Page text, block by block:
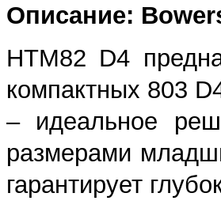
Описание:
HTM82 D4
компактных 803
– идеальное
размерами
гарантирует